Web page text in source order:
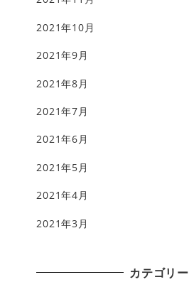
2021年10月
2021年9月
2021年8月
2021年7月
2021年6月
2021年5月
2021年4月
2021年3月
カテゴリー